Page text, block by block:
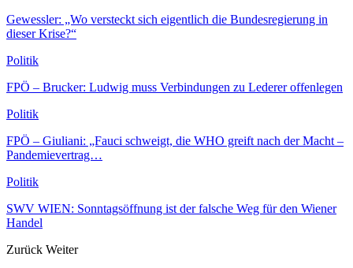
Gewessler: „Wo versteckt sich eigentlich die Bundesregierung in
dieser Krise?“
Politik
FPÖ – Brucker: Ludwig muss Verbindungen zu Lederer offenlegen
Politik
FPÖ – Giuliani: „Fauci schweigt, die WHO greift nach der Macht –
Pandemievertrag…
Politik
SWV WIEN: Sonntagsöffnung ist der falsche Weg für den Wiener
Handel
Zurück Weiter